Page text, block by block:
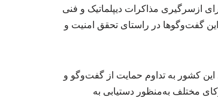
ازسرگیری مذاکرات دیپلماتیک و فنی
گفت‌وگوها در راستای تحقق امنیت و
کشور به تداوم حمایت از گفت‌وگو و
مختلف به‌منظور دستیابی به